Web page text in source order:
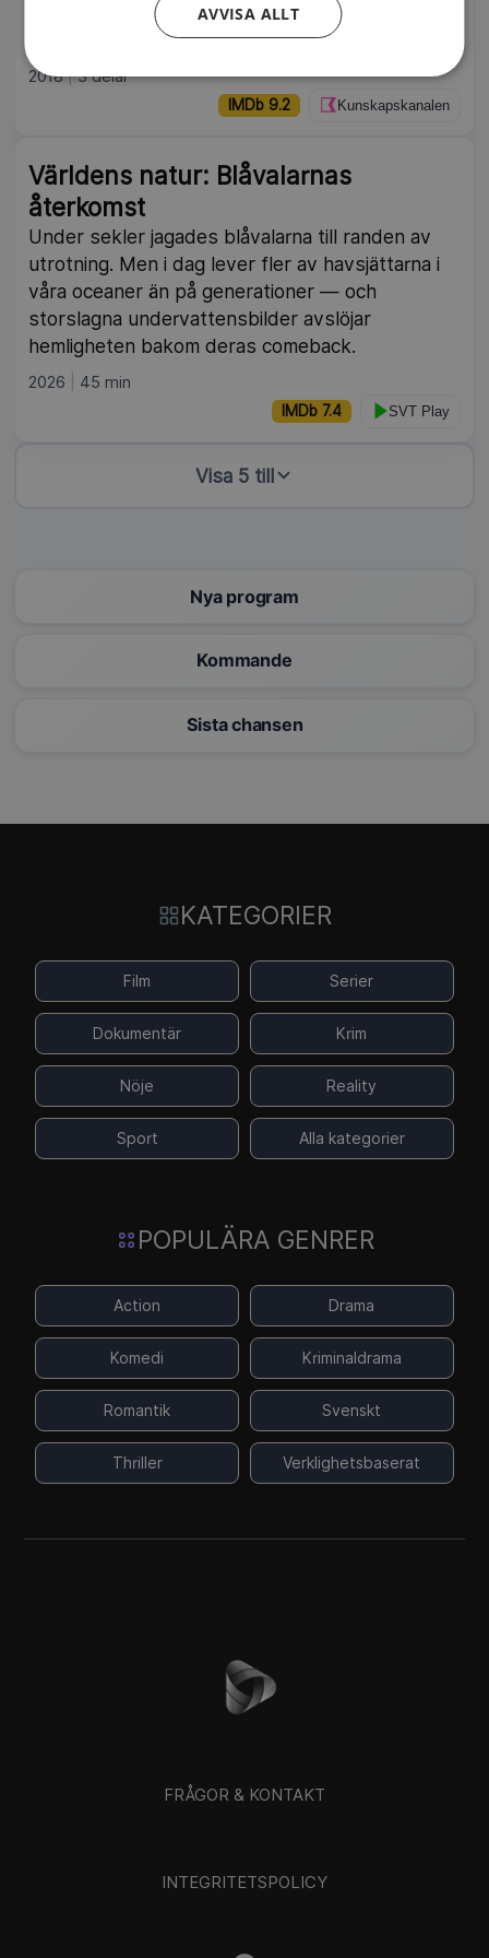
största rehabiliteringscenter för föräldralösa
2018 3 delar
IMDb 9.2 Kunskapskanalen
Världens natur: Blåvalarnas
återkomst
Under sekler jagades blåvalarna till randen av
utrotning. Men i dag lever fler av havsjättarna i
våra oceaner än på generationer — och
storslagna undervattensbilder avslöjar
hemligheten bakom deras comeback.
2026 45 min
IMDb 7.4 SVT Play
Visa 5 till
Nya program
Kommande
Sista chansen
KATEGORIER
Film Serier
Dokumentär Krim
Nöje Reality
Sport Alla kategorier
POPULÄRA GENRER
Action Drama
Komedi Kriminaldrama
Romantik Svenskt
Thriller Verklighetsbaserat
FRÅGOR & KONTAKT
INTEGRITETSPOLICY
AVVISA ALLT